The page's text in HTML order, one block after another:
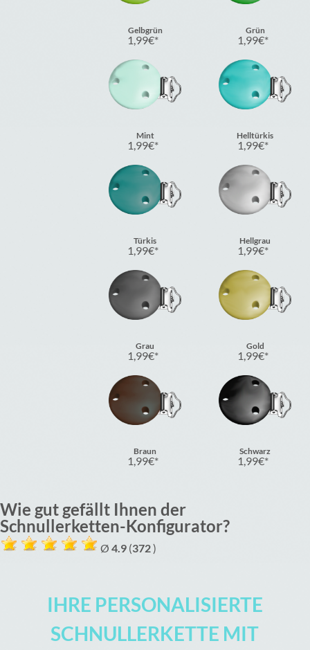
Gelbgrün
1,99€
Grün
1,99€
Mint
1,99€
Helltürkis
1,99€
Türkis
1,99€
Hellgrau
1,99€
Grau
1,99€
Gold
1,99€
Braun
1,99€
Schwarz
1,99€
Wie gut gefällt Ihnen der
Schnullerketten-Konfigurator?
Ø 4.9 (372)
IHRE PERSONALISIERTE
SCHNULLERKETTE MIT